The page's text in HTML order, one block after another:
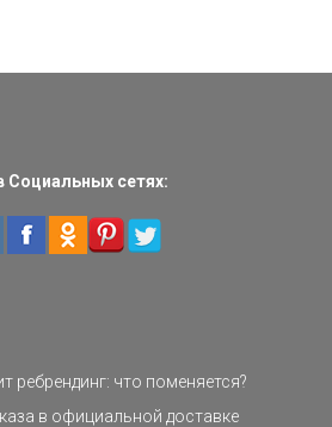
Социальных сетях:
ребрендинг: что поменяется?
в официальной доставке